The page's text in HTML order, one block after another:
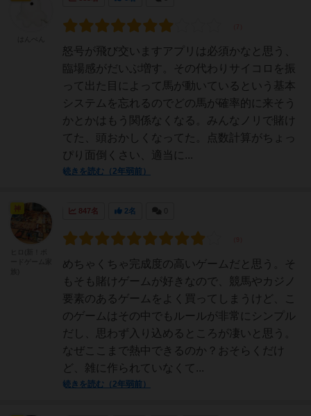
怒号が飛び交いますアプリは必須かなと思う、
臨場感がだいぶ増す。その代わりサイコロを振
って出た目によって馬が動いているという基本
システムを忘れるのでどの馬が確率的に来そう
かとかはもう関係なくなる。みんなノリで賭け
てた、頭おかしくなってた。点数計算がちょっ
ぴり面倒くさい、適当に...
続きを読む（2年弱前）
847名 2名
めちゃくちゃ完成度の高いゲームだと思う。そ
もそも賭けゲームが好きなので、競馬やカジノ
要素のあるゲームをよく買ってしまうけど、こ
のゲームはその中でもルールが非常にシンプル
だし、思わず入り込めるところが凄いと思う。
なぜここまで熱中できるのか？おそらくだけ
ど、雑に作られていなくて...
続きを読む（2年弱前）
神